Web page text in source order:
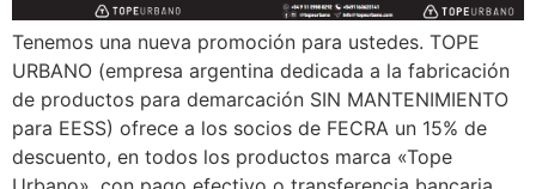
Tenemos una nueva promoción para ustedes. TOPE
URBANO (empresa argentina dedicada a la fabricación
de productos para demarcación SIN MANTENIMIENTO
para EESS) ofrece a los socios de FECRA un 15% de
descuento, en todos los productos marca «Tope